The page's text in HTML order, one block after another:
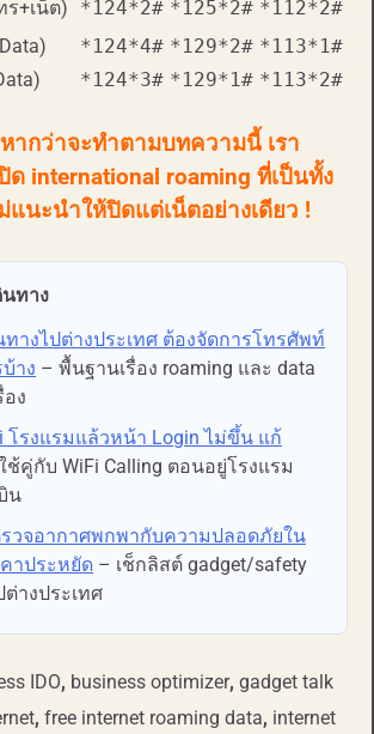
ร+เน็ต) *124*2# *125*2# *112*2#
*124*4# *129*2# *113*1#
*124*3# *129*1# *113*2#
ากว่าจะทำตามบทความนี้ เรา
international roaming ที่เป็นทั้ง
แนะนำให้ปิดแต่เน็ตอย่างเดียว !
ทาง
ทางไปต่างประเทศ ต้องจัดการโทรศัพท์
าง – พื้นฐานเรื่อง roaming และ data
ง
โรงแรมแล้วหน้า Login ไม่ขึ้น แก้
ช้คู่กับ WiFi Calling ตอนอยู่โรงแรม
น
รวจอากาศพกพากับความปลอดภัยใน
าประหยัด – เช็กลิสต์ gadget/safety
างประเทศ
IDO, business optimizer, gadget talk
, free internet roaming data, internet